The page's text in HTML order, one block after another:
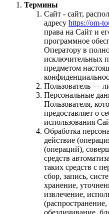
Термины
Сайт - сайт,
адресу https://om-
права на Сайт и
программное
Оператору в
исключительных
предметом
Пользователь —
Персональные
Пользователя,
предоставляет о
использования
Обработка
действие
(операций),
средств
таких средств с
сбор, запись,
хранение,
извлечение,